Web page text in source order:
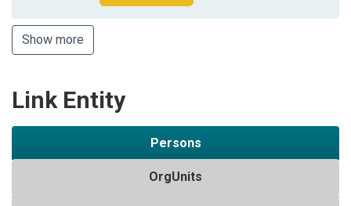
Show more
Link Entity
Persons
OrgUnits